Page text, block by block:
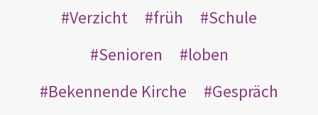
Verzicht
früh
Schule
Senioren
loben
Bekennende Kirche
Gespräch